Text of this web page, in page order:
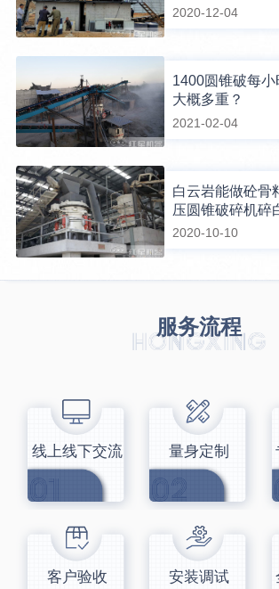
了
2020-12-04
1400圆锥破每小
大概多重？
2021-02-04
白云岩能做砼骨
压圆锥破碎机碎
何？
2020-10-10
服务流程
线上线下交流 量身定制
客户验收 安装调试